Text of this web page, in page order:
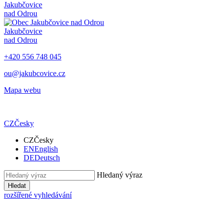
Jakubčovice
nad Odrou
Jakubčovice
nad Odrou
+420 556 748 045
ou@jakubcovice.cz
Mapa webu
CZČesky
CZČesky
ENEnglish
DEDeutsch
Hledaný výraz
Hledat
rozšířené vyhledávání